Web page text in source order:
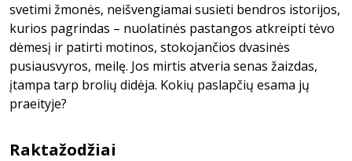
svetimi žmonės, neišvengiamai susieti bendros istorijos,
kurios pagrindas – nuolatinės pastangos atkreipti tėvo
dėmesį ir patirti motinos, stokojančios dvasinės
pusiausvyros, meilę. Jos mirtis atveria senas žaizdas,
įtampa tarp brolių didėja. Kokių paslapčių esama jų
praeityje?
Raktažodžiai